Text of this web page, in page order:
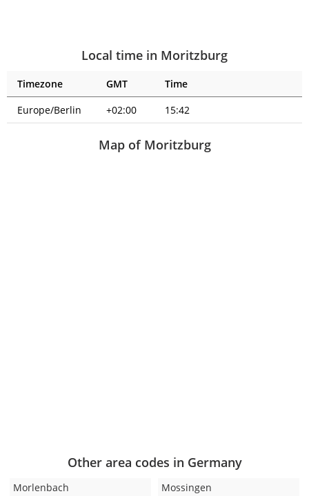
Local time in Moritzburg
Timezone GMT
Time
Europe/Berlin
+02:00 15:42
Map of Moritzburg
Other area codes in Germany
Morlenbach Mossingen